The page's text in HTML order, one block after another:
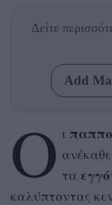
Δείτε
Add
Ο ι
τα
καλύπτοντας